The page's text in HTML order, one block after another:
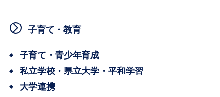
子育て・教育
子育て・青少年育成
私立学校・県立大学・平和学習
大学連携